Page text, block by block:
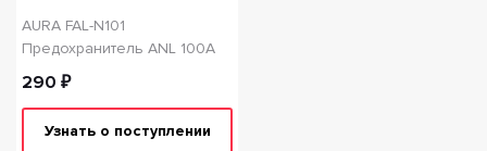
AURA FAL-N101
Предохранитель ANL 100A
290 ₽
Узнать о поступлении